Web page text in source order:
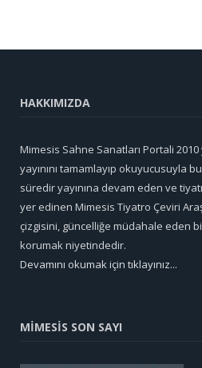
HAKKIMIZDA
Mimesis Sahne Sanatları Portali 2010
yayınını tamamlayıp okuyucusuyla
süredir yayınına devam eden ve
yer edinen Mimesis Tiyatro Çeviri
çizgisini, güncelliğe müdahale eden
korumak niyetindedir.
Devamını okumak için tıklayınız...
MİMESİS SON SAYI